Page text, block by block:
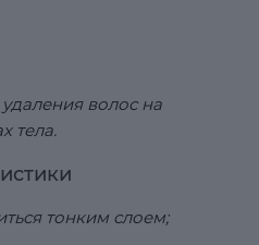
волос на
тела.
тонким слоем;